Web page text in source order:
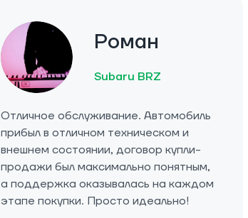
Роман
Subaru BRZ
Отличное обслуживание. Автомобиль
прибыл в отличном техническом и
внешнем состоянии, договор купли-
продажи был максимально понятным,
а поддержка оказывалась на каждом
этапе покупки. Просто идеально!